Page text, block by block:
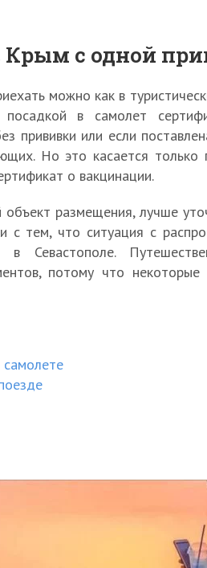
с одной
можно как в
в самолет
прививки или если
Но это касается только
о вакцинации.
размещения, лучше
с тем, что ситуация с
в Севастополе.
потому что